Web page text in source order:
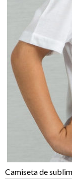
Camiseta de